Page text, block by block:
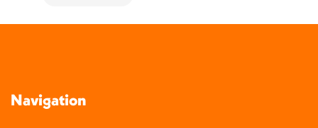
Navigation